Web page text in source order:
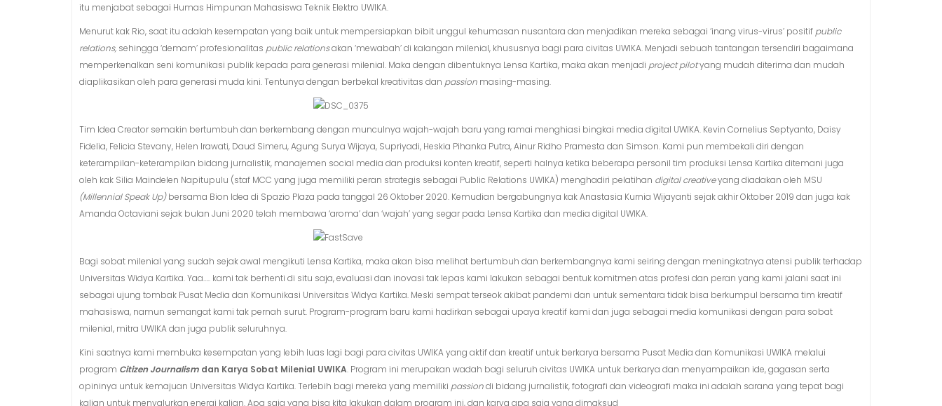
itu menjabat sebagai Humas Himpunan Mahasiswa Teknik Elektro UWIKA.
Menurut kak Rio, saat itu adalah kesempatan yang baik untuk mempersiapkan bibit unggul kehumasan nusantara dan menjadikan mereka sebagai ‘inang virus-virus’ positif public
relations, sehingga ‘demam’ profesionalitas public relationsakan ‘mewabah’ di kalangan milenial, khususnya bagi para civitas UWIKA. Menjadi sebuah tantangan tersendiri bagaimana
memperkenalkan seni komunikasi publik kepada para generasi milenial. Maka dengan dibentuknya Lensa Kartika, maka akan menjadi project pilotyang mudah diterima dan mudah
diaplikasikan oleh para generasi muda kini. Tentunya dengan berbekal kreativitas dan passion masing-masing.
Tim Idea Creator semakin bertumbuh dan berkembang dengan munculnya wajah-wajah baru yang ramai menghiasi bingkai media digital UWIKA. Kevin Cornelius Septyanto, Daisy
Fidelia, Felicia Stevany, Helen Irawati, Daud Simeru, Agung Surya Wijaya, Supriyadi, Heskia Pihanka Putra, Ainur Ridho Pramesta dan Simson. Kami pun membekali diri dengan
keterampilan-keterampilan bidang jurnalistik, manajemen social media dan produksi konten kreatif, seperti halnya ketika beberapa personil tim produksi Lensa Kartika ditemani juga
oleh kak Silia Maindelen Napitupulu (staf MCC yang juga memiliki peran strategis sebagai Public Relations UWIKA) menghadiri pelatihan digital creativeyang diadakan oleh MSU
(Millennial Speak Up)bersama Bion Idea di Spazio Plaza pada tanggal 26 Oktober 2020. Kemudian bergabungnya kak Anastasia Kurnia Wijayanti sejak akhir Oktober 2019 dan juga kak
Amanda Octaviani sejak bulan Juni 2020 telah membawa ‘aroma’ dan ‘wajah’ yang segar pada Lensa Kartika dan media digital UWIKA.
Bagi sobat milenial yang sudah sejak awal mengikuti Lensa Kartika, maka akan bisa melihat bertumbuh dan berkembangnya kami seiring dengan meningkatnya atensi publik terhadap
Universitas Widya Kartika. Yaa….. kami tak berhenti di situ saja, evaluasi dan inovasi tak lepas kami lakukan sebagai bentuk komitmen atas profesi dan peran yang kami jalani saat ini
sebagai ujung tombak Pusat Media dan Komunikasi Universitas Widya Kartika. Meski sempat terseok akibat pandemi dan untuk sementara tidak bisa berkumpul bersama tim kreatif
mahasiswa, namun semangat kami tak pernah surut. Program-program baru kami hadirkan sebagai upaya kreatif kami dan juga sebagai media komunikasi dengan para sobat
milenial, mitra UWIKA dan juga publik seluruhnya.
Kini saatnya kami membuka kesempatan yang lebih luas lagi bagi para civitas UWIKA yang aktif dan kreatif untuk berkarya bersama Pusat Media dan Komunikasi UWIKA melalui
program Citizen Journalism dan Karya Sobat Milenial UWIKA. Program ini merupakan wadah bagi seluruh civitas UWIKA untuk berkarya dan menyampaikan ide, gagasan serta
opininya untuk kemajuan Universitas Widya Kartika. Terlebih bagi mereka yang memiliki passiondi bidang jurnalistik, fotografi dan videografi maka ini adalah sarana yang tepat bagi
kalian untuk menyalurkan energi kalian. Apa saja yang bisa kita lakukan dalam program ini, dan karya apa saja yang dimaksud